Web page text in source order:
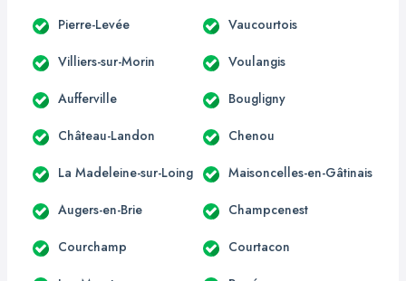
Pierre-Levée Vaucourtois
Villiers-sur-Morin Voulangis
Aufferville Bougligny
Château-Landon Chenou
La Madeleine-sur-Loing Maisoncelles-en-Gâtinais
Augers-en-Brie Champcenest
Courchamp Courtacon